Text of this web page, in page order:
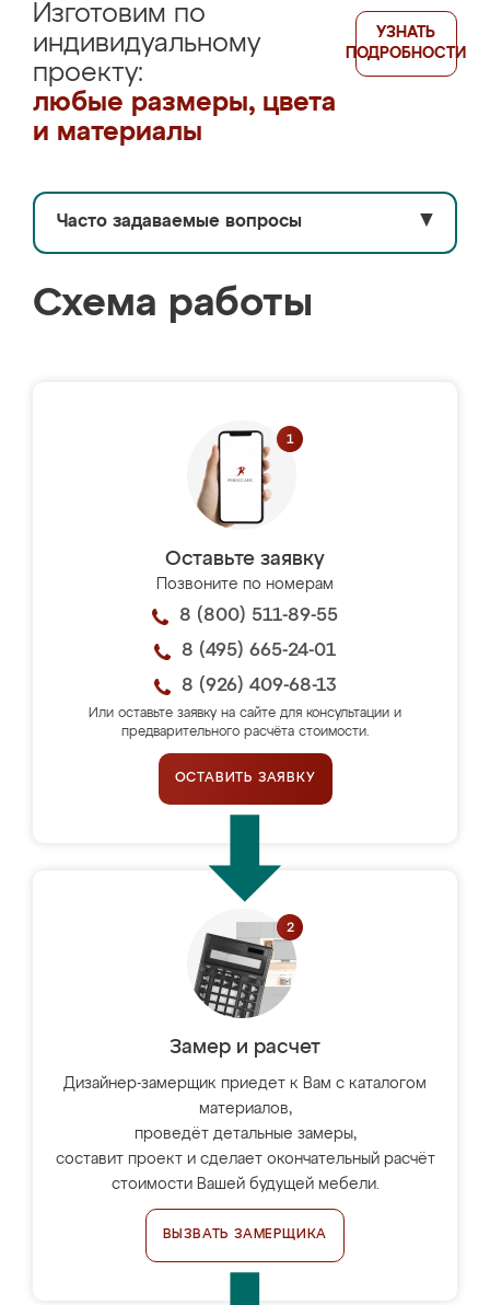
Изготовим по
индивидуальному
проекту:
любые размеры, цвета
и материалы
УЗНАТЬ
ПОДРОБНОСТИ
Часто задаваемые вопросы ▼
Схема работы
Оставьте заявку
Позвоните по номерам
8 (800) 511-89-55
8 (495) 665-24-01
8 (926) 409-68-13
Или оставьте заявку на сайте для консультации и
предварительного расчёта стоимости.
ОСТАВИТЬ ЗАЯВКУ
Замер и расчет
Дизайнер-замерщик приедет к Вам с каталогом
материалов,
проведёт детальные замеры,
составит проект и сделает окончательный расчёт
стоимости Вашей будущей мебели.
ВЫЗВАТЬ ЗАМЕРЩИКА